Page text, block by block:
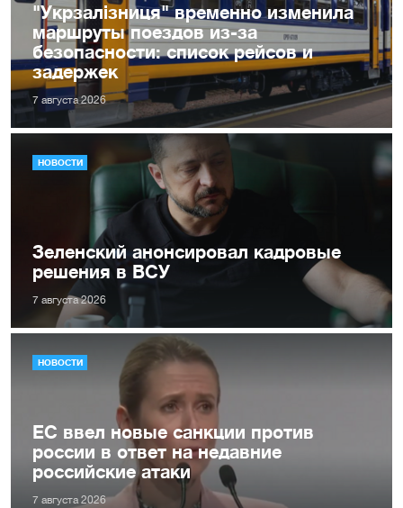
"Укрзалізниця" временно изменила
маршруты поездов из-за
безопасности: список рейсов и
задержек
7 августа 2026
НОВОСТИ
Зеленский анонсировал кадровые
решения в ВСУ
7 августа 2026
НОВОСТИ
ЕС ввел новые санкции против
россии в ответ на недавние
российские атаки
7 августа 2026